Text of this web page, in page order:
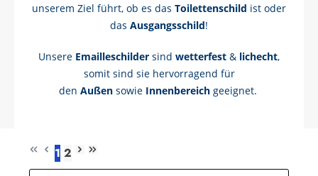
unserem Ziel führt, ob es das Toilettenschild ist oder
das Ausgangsschild!
Unsere Emailleschilder sind wetterfest & lichecht,
somit sind sie hervorragend für
den Außensowie Innenbereichgeeignet.
Seite
1 Seite
2